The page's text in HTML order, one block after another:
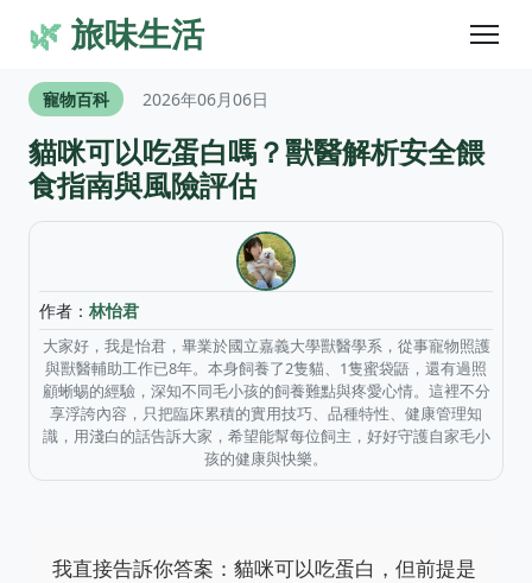
🌿旅味生活
寵物百科 2026年06月06日
貓咪可以吃蛋白嗎？獸醫解析安全餵
食指南與風險評估
作者： 林怡君
大家好，我是怡君，畢業於國立嘉義大學獸醫學系，從事寵物照護
與獸醫輔助工作已8年。本身飼養了2隻貓、1隻蜜袋鼯，還有過照
顧蜥蜴的經驗，深知不同毛小孩的飼養難點與疼愛心情。這裡不分
享浮誇內容，只把臨床累積的實用技巧、品種特性、健康管理知
識，用淺白的話告訴大家，希望能幫每位飼主，好好守護自家毛小
孩的健康與快樂。
我直接告訴你答案：貓咪可以吃蛋白，但前提是